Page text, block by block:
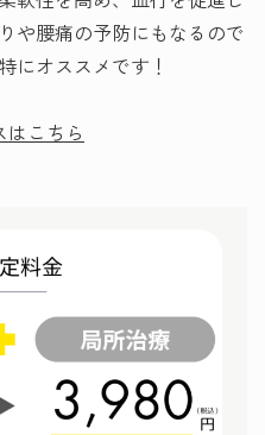
や腰痛の予防にもなるので
にオススメです！
はこちら